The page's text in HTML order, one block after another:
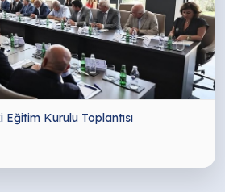
Kurulu Toplantısı